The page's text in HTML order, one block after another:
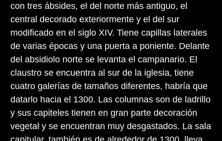
con tres ábsides, el del norte más antiguo, el
central decorado exteriormente y el del sur
modificado en el siglo XIV. Tiene capillas laterales
de varias épocas y una puerta a poniente. Delante
del absidiolo norte se levanta el campanario. El
claustro se encuentra al sur de la iglesia, tiene
cuatro galerías de tamaños diferentes, habría que
datarlo hacia el 1300. Las columnas son de ladrillo
y sus capiteles tienen en gran parte decoración
vegetal y se encuentran muy desgastados. La sala